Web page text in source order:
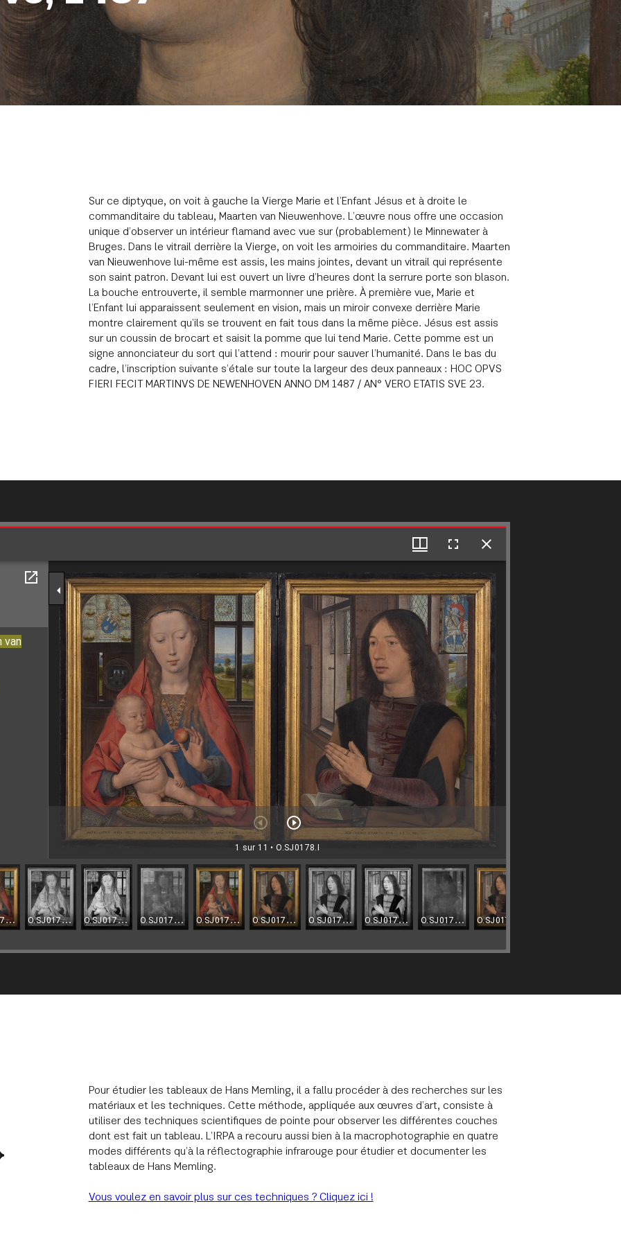
Sur ce diptyque, on voit à gauche la Vierge Marie et l’Enfant Jésus et à droite le
commanditaire du tableau, Maarten van Nieuwenhove. L’œuvre nous offre une occasion
unique d’observer un intérieur flamand avec vue sur (probablement) le Minnewater à
Bruges. Dans le vitrail derrière la Vierge, on voit les armoiries du commanditaire. Maarten
van Nieuwenhove lui-même est assis, les mains jointes, devant un vitrail qui représente
son saint patron. Devant lui est ouvert un livre d’heures dont la serrure porte son blason.
La bouche entrouverte, il semble marmonner une prière. À première vue, Marie et
l’Enfant lui apparaissent seulement en vision, mais un miroir convexe derrière Marie
montre clairement qu’ils se trouvent en fait tous dans la même pièce. Jésus est assis
sur un coussin de brocart et saisit la pomme que lui tend Marie. Cette pomme est un
signe annonciateur du sort qui l’attend : mourir pour sauver l’humanité. Dans le bas du
cadre, l’inscription suivante s’étale sur toute la largeur des deux panneaux : HOC OPVS
FIERI FECIT MARTINVS DE NEWENHOVEN ANNO DM 1487 / AN° VERO ETATIS SVE 23.
van
1 sur 11 • O.SJ0178.I
O.SJ0178a.I.VIS O.SJ0178a.I.IR O.SJ0178a.I.IRR O.SJ0178a.I.XR O.SJ0178a.I.MULTI O.SJ0178b.I.VIS O.SJ0178b.I.IR O.SJ0178b.I.IRR O.SJ0178b.I.XR
Pour étudier les tableaux de Hans Memling, il a fallu procéder à des recherches sur les
matériaux et les techniques. Cette méthode, appliquée aux œuvres d’art, consiste à
utiliser des techniques scientifiques de pointe pour observer les différentes couches
dont est fait un tableau. L’IRPA a recouru aussi bien à la macrophotographie en quatre
modes différents qu’à la réflectographie infrarouge pour étudier et documenter les
tableaux de Hans Memling.
Vous voulez en savoir plus sur ces techniques ? Cliquez ici !